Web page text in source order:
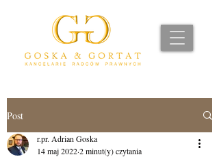
Post
r.pr. Adrian Goska
14 maj 20222 minut(y) czytania